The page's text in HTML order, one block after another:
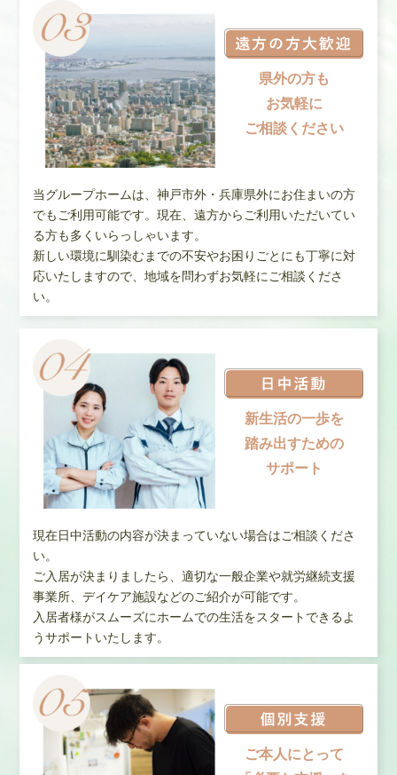
県外の方も
お気軽に
ご相談ください
当グループホームは、神戸市外・兵庫県外にお住まいの方
でもご利用可能です。現在、遠方からご利用いただいてい
る方も多くいらっしゃいます。
新しい環境に馴染むまでの不安やお困りごとにも丁寧に対
応いたしますので、地域を問わずお気軽にご相談くださ
い。
新生活の一歩を
踏み出すための
サポート
現在日中活動の内容が決まっていない場合はご相談くださ
い。
ご入居が決まりましたら、適切な一般企業や就労継続支援
事業所、デイケア施設などのご紹介が可能です。
入居者様がスムーズにホームでの生活をスタートできるよ
うサポートいたします。
ご本人にとって